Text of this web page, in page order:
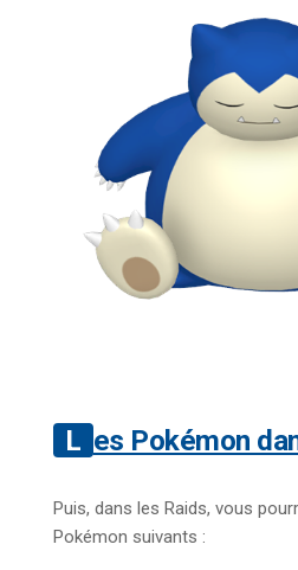
Les Pokémon
Puis, dans les Raids, vous
Pokémon suivants :